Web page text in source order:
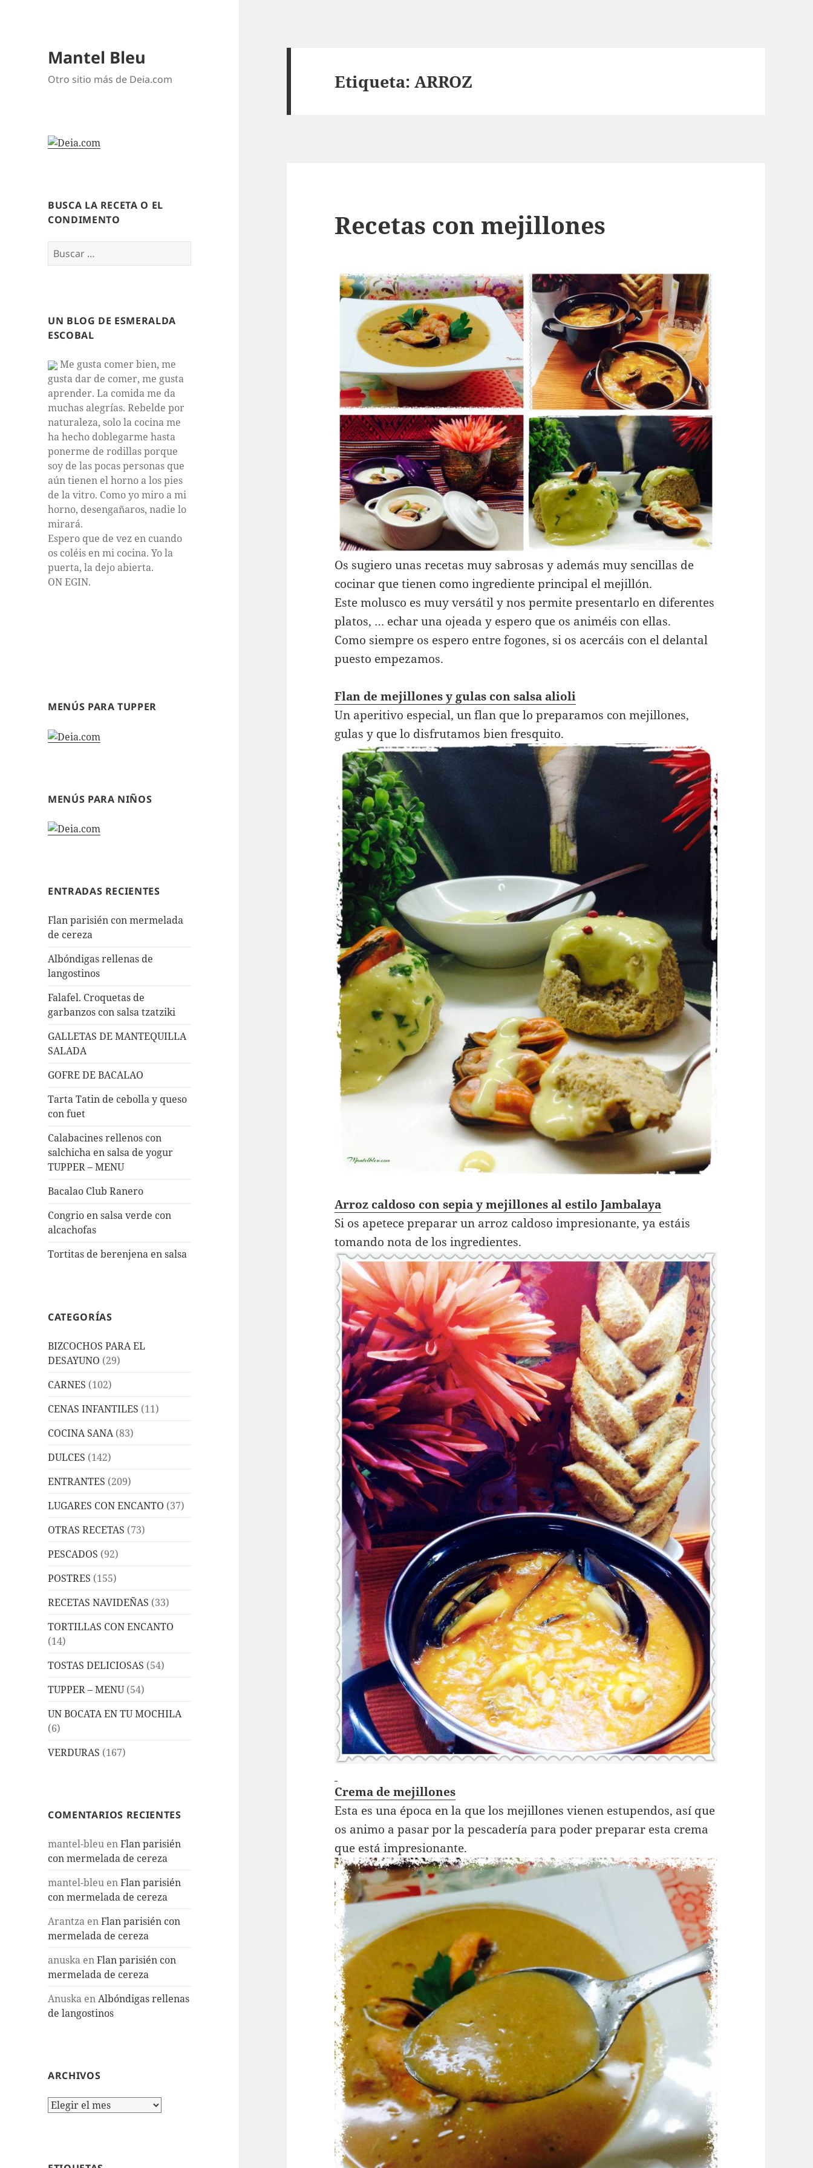
Mantel Bleu
Otro sitio más de Deia.com
BUSCA LA RECETA O EL
CONDIMENTO
Buscar:
UN BLOG DE ESMERALDA
ESCOBAL
Me gusta comer bien, me
gusta dar de comer, me gusta
aprender. La comida me da
muchas alegrías. Rebelde por
naturaleza, solo la cocina me
ha hecho doblegarme hasta
ponerme de rodillas porque
soy de las pocas personas que
aún tienen el horno a los pies
de la vitro. Como yo miro a mi
horno, desengañaros, nadie lo
mirará.
Espero que de vez en cuando
os coléis en mi cocina. Yo la
puerta, la dejo abierta.
ON EGIN.
MENÚS PARA TUPPER
MENÚS PARA NIÑOS
ENTRADAS RECIENTES
Flan parisién con mermelada
de cereza
Albóndigas rellenas de
langostinos
Falafel. Croquetas de
garbanzos con salsa tzatziki
GALLETAS DE MANTEQUILLA
SALADA
GOFRE DE BACALAO
Tarta Tatin de cebolla y queso
con fuet
Calabacines rellenos con
salchicha en salsa de yogur
TUPPER – MENU
Bacalao Club Ranero
Congrio en salsa verde con
alcachofas
Tortitas de berenjena en salsa
CATEGORÍAS
BIZCOCHOS PARA EL
DESAYUNO (29)
CARNES (102)
CENAS INFANTILES (11)
COCINA SANA(83)
DULCES (142)
ENTRANTES (209)
LUGARES CON ENCANTO (37)
OTRAS RECETAS (73)
PESCADOS (92)
POSTRES (155)
RECETAS NAVIDEÑAS (33)
TORTILLAS CON ENCANTO
(14)
TOSTAS DELICIOSAS (54)
TUPPER – MENU(54)
UN BOCATA EN TU MOCHILA
(6)
VERDURAS (167)
COMENTARIOS RECIENTES
mantel-bleu enFlan parisién
con mermelada de cereza
mantel-bleu enFlan parisién
con mermelada de cereza
Arantza enFlan parisién con
mermelada de cereza
anuska enFlan parisién con
mermelada de cereza
Anuska enAlbóndigas rellenas
de langostinos
ARCHIVOS
Archivos
Etiqueta:ARROZ
Recetas con mejillones
Os sugiero unas recetas muy sabrosas y además muy sencillas de
cocinar que tienen como ingrediente principal el mejillón.
Este molusco es muy versátil y nos permite presentarlo en diferentes
platos, … echar una ojeada y espero que os animéis con ellas.
Como siempre os espero entre fogones, si os acercáis con el delantal
puesto empezamos.
Flan de mejillones y gulas con salsa alioli
Un aperitivo especial, un flan que lo preparamos con mejillones,
gulas y que lo disfrutamos bien fresquito.
Arroz caldoso con sepia y mejillones al estilo Jambalaya
Si os apetece preparar un arroz caldoso impresionante, ya estáis
tomando nota de los ingredientes.
Crema de mejillones
Esta es una época en la que los mejillones vienen estupendos, así que
os animo a pasar por la pescadería para poder preparar esta crema
que está impresionante.